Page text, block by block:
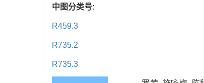
中图分类号:
R459.3
R735.2
R735.3